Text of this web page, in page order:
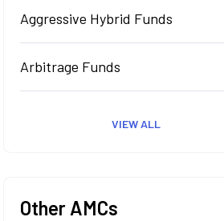
Aggressive Hybrid Funds
Arbitrage Funds
VIEW ALL
Other AMCs